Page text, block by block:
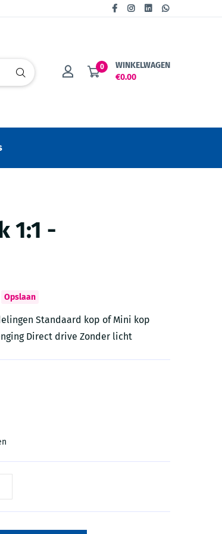
0
WINKELWAGEN
€0.00
1:1 -
Opslaan
Standaard kop of Mini kop
Direct drive Zonder licht